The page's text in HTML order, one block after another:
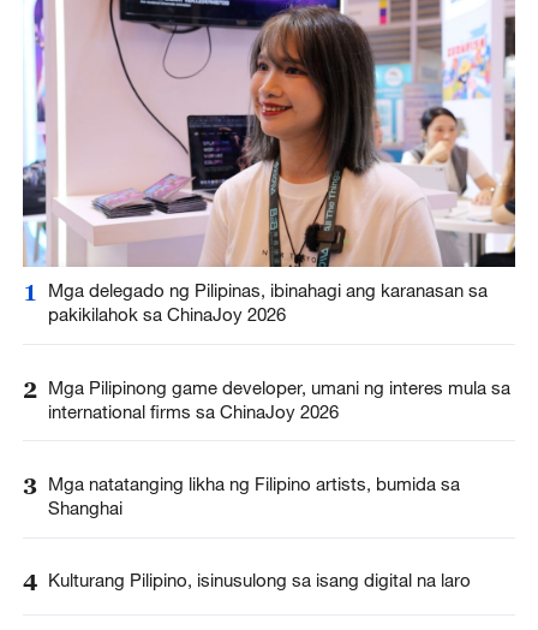
1
Mga delegado ng Pilipinas, ibinahagi ang karanasan sa
pakikilahok sa ChinaJoy 2026
2 Mga Pilipinong game developer, umani ng interes mula sa
international firms sa ChinaJoy 2026
3 Mga natatanging likha ng Filipino artists, bumida sa
Shanghai
4 Kulturang Pilipino, isinusulong sa isang digital na laro